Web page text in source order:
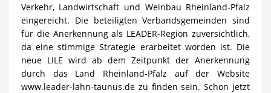
Verkehr, Landwirtschaft und Weinbau Rheinland-Pfalz
eingereicht. Die beteiligten Verbandsgemeinden sind
für die Anerkennung als LEADER-Region zuversichtlich,
da eine stimmige Strategie erarbeitet worden ist. Die
neue LILE wird ab dem Zeitpunkt der Anerkennung
durch das Land Rheinland-Pfalz auf der Website
www.leader-lahn-taunus.de zu finden sein. Schon jetzt